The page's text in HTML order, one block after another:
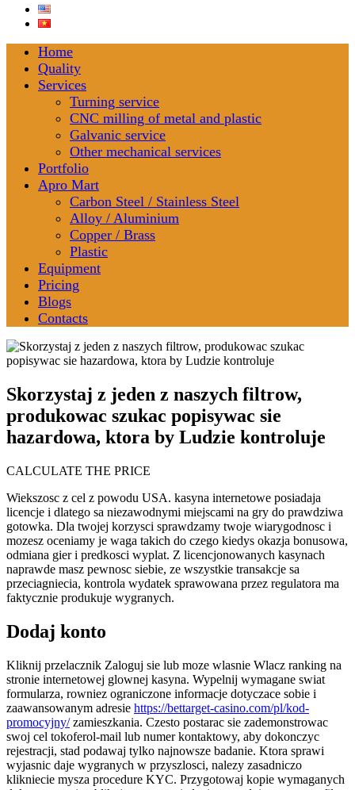
Home
Quality
Services
Turning service
CNC milling of metal and plastic
Galvanic service
Other mechanical services
Portfolio
Apro Mart
Carbon Steel / Stainless Steel
Alloy / Aluminium
Copper / Brass
Plastic
Equipment
Pricing
Blogs
Contacts
Skorzystaj z jeden z naszych filtrow,
produkowac szukac popisywac sie
hazardowa, ktora by Ludzie kontroluje
CALCULATE THE PRICE
Wiekszosc z cel z powodu USA. kasyna internetowe posiadaja
licencje i dlatego sa niezawodnymi miejscami na gry do prawdziwa
gotowka. Dla twojej korzysci sprawdzamy twoje wiarygodnosc i
mozesz oceniamy je waga takich do czego kiedys okazja bonusowa,
odmiana gier i predkosci wyplat. Z licencjonowanych kasynach
naprawde masz pewnosc siebie, ze wszystkie transakcje sa
przeciagniecia, kontrola wydatek sprawowana przez regulatora ma
faktycznie produkuje wygranych.
Dodaj konto
Kliknij przelacznik Zaloguj sie lub moze wlasnie Wlacz ranking na
stronie internetowej glownej kasyna. Wypelnij wymagane swiat
formularza, rowniez ograniczone informacje dotyczace sobie i
zaawansowanym adresie https://bettarget-casino.com/pl/kod-
promocyjny/zamieszkania. Czesto postarac sie zademonstrowac
swoj cel tokoferol-mail lub numer kontaktowy, aby dokonczyc
rejestracji, stad podawaj tylko najnowsze badanie. Ktora sprawi
wyjasnic daje wygranych w przyszlosci, nalezy zasadniczo
klikniecie mysza procedure KYC. Przygotowaj kopie wymaganych